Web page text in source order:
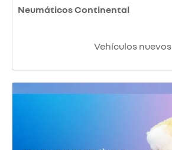
Neumáticos Continental
Vehículos nuevos